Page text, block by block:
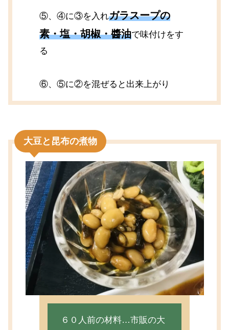
⑤、④に③を入れガラスープの
素・塩・胡椒・醬油で味付けをす
る
⑥、⑤に②を混ぜると出来上がり
大豆と昆布の煮物
６０人前の材料…市販の大